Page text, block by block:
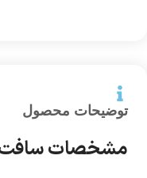
توضیحات محصول
مشخصات سافت